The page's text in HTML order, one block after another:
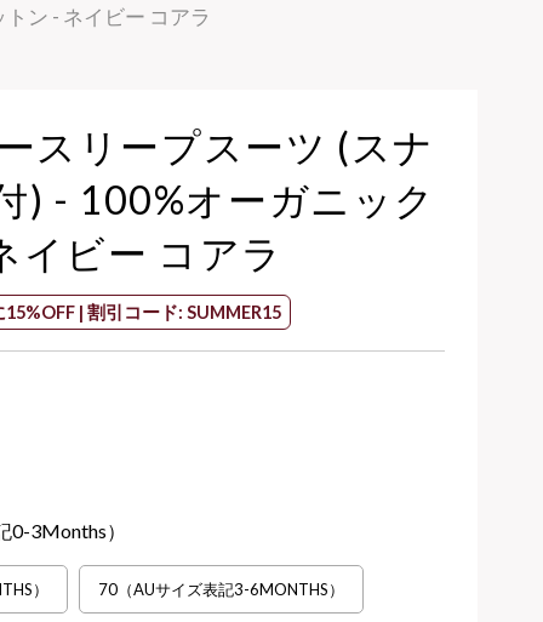
ン - ネイビー コアラ
スリープスーツ (スナ
) - 100%オーガニック
イビー コアラ
| 割引コード: SUMMER15
0-3Months）
） 70（AUサイズ表記3-6MONTHS）